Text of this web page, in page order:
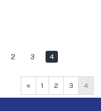
2 3 4
« 1 2 3 4